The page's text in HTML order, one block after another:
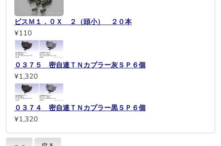
ビスＭ１．０Ｘ ２（頭小） ２０本
¥110
０３７５ 密自連ＴＮカプラー灰ＳＰ６個
¥1,320
０３７４ 密自連ＴＮカプラー黒ＳＰ６個
¥1,320